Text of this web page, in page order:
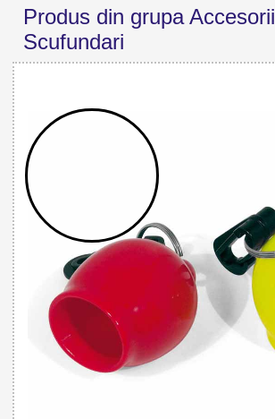
Produs din grupa Accesorii
Scufundari